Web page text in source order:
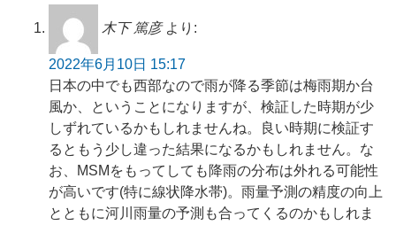
木下 篤彦 より:
2022年6月10日 15:17
日本の中でも西部なので雨が降る季節は梅雨期か台
風か、ということになりますが、検証した時期が少
しずれているかもしれませんね。良い時期に検証す
るともう少し違った結果になるかもしれません。な
お、MSMをもってしても降雨の分布は外れる可能性
が高いです(特に線状降水帯)。雨量予測の精度の向上
とともに河川雨量の予測も合ってくるのかもしれま